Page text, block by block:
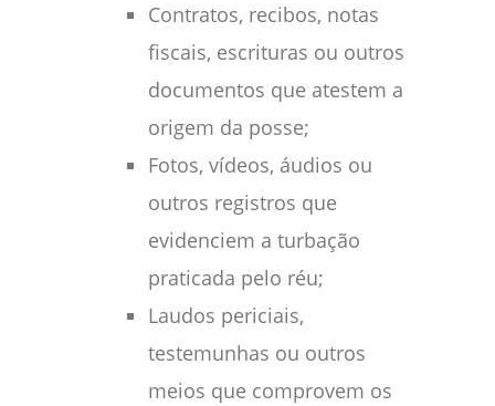
Contratos, recibos, notas
fiscais, escrituras ou outros
documentos que atestem a
origem da posse;
Fotos, vídeos, áudios ou
outros registros que
evidenciem a turbação
praticada pelo réu;
Laudos periciais,
testemunhas ou outros
meios que comprovem os